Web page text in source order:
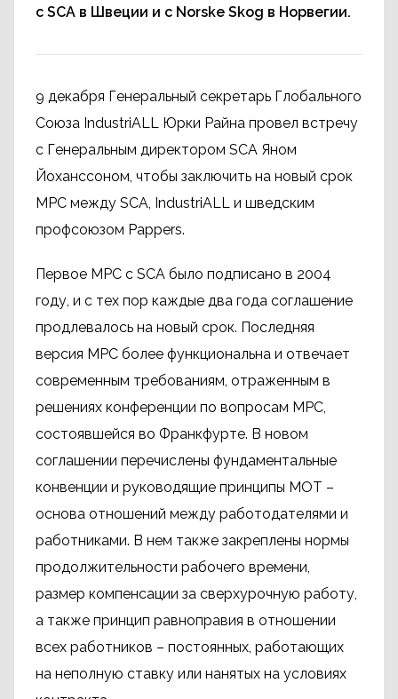
с SCA в Швеции и с Norske Skog в Норвегии.
9 декабря Генеральный секретарь Глобального
Союза IndustriALL Юрки Райна провел встречу
с Генеральным директором SCA Яном
Йоханссоном, чтобы заключить на новый срок
МРС между SCA, IndustriALL и шведским
профсоюзом Pappers.
Первое МРС с SCA было подписано в 2004
году, и с тех пор каждые два года соглашение
продлевалось на новый срок. Последняя
версия МРС более функциональна и отвечает
современным требованиям, отраженным в
решениях конференции по вопросам МРС,
состоявшейся во Франкфурте. В новом
соглашении перечислены фундаментальные
конвенции и руководящие принципы МОТ –
основа отношений между работодателями и
работниками. В нем также закреплены нормы
продолжительности рабочего времени,
размер компенсации за сверхурочную работу,
а также принцип равноправия в отношении
всех работников – постоянных, работающих
на неполную ставку или нанятых на условиях